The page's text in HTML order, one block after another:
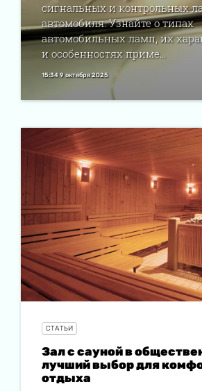
сигнальных и контрольных
автомобиля. Узнайте о типах
автомобильных ламп, их
и особенностях приме...
15:34 9 октября 2025
СТАТЬИ
Зал с сауной в
лучший выбор для
отдыха